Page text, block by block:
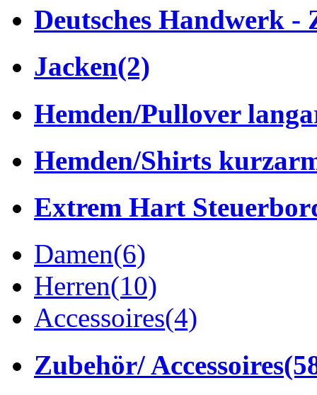
Deutsches Handwerk -
Jacken(2)
Hemden/Pullover
Hemden/Shirts
Extrem Hart
Damen(6)
Herren(10)
Accessoires(4)
Zubehör/ Accessoires